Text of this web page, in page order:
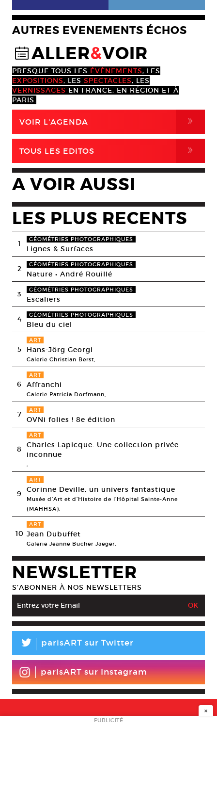
AUTRES EVENEMENTS ÉCHOS
@ALLER&VOIR
PRESQUE TOUS LES ÉVÈNEMENTS, LES
EXPOSITIONS, LES SPECTACLES, LES
VERNISSAGES EN FRANCE, EN RÉGION ET À
PARIS.
VOIR L'AGENDA ,
TOUS LES EDITOS ,
A VOIR AUSSI
LES PLUS RECENTS
1 GÉOMÉTRIES PHOTOGRAPHIQUES
Lignes & Surfaces
2 GÉOMÉTRIES PHOTOGRAPHIQUES
Nature • André Rouillé
3 GÉOMÉTRIES PHOTOGRAPHIQUES
Escaliers
4 GÉOMÉTRIES PHOTOGRAPHIQUES
Bleu du ciel
5
ART
Hans-Jörg Georgi
Galerie Christian Berst,
6
ART
Affranchi
Galerie Patricia Dorfmann,
7 ART
OVNi folies ! 8e édition
8
ART
Charles Lapicque. Une collection privée
inconnue
,
9
ART
Corinne Deville, un univers fantastique
Musée d’Art et d’Histoire de l’Hôpital Sainte-Anne
(MAHHSA),
10
ART
Jean Dubuffet
Galerie Jeanne Bucher Jaeger,
NEWSLETTER
S’ABONNER À NOS NEWSLETTERS
L parisART sur Twitter
parisART sur Instagram
NEWSLETTER
×
PUBLICITÉ